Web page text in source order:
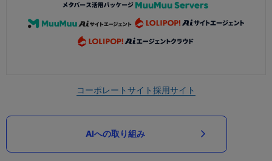
コーポレートサイト採用サイト
AIへの取り組み